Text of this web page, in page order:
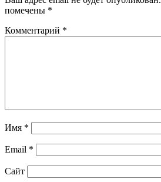
помечены *
Комментарий *
Имя *
Email *
Сайт